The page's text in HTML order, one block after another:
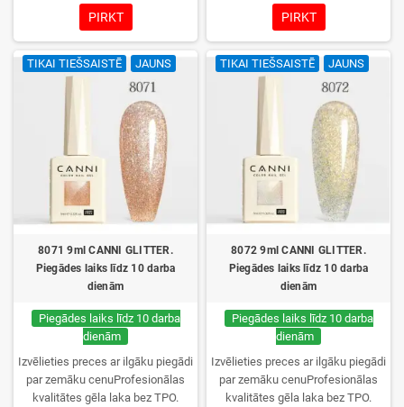
UV/LED lampās un ilgstoša
noturība. Katrs flakons iepakots
kastītē – pirmo reizi to atvērsiet
tikai jūs.
PIRKT
UV/LED lampās un ilgstoša
noturība. Katrs flakons iepakots
kastītē – pirmo reizi to atvērsiet
tikai jūs.
PIRKT
TIKAI TIEŠSAISTĒ JAUNS
8071 9ml CANNI GLITTER.
Piegādes laiks līdz 10 darba
dienām
Piegādes laiks līdz 10 darba
dienām
Izvēlieties preces ar ilgāku piegādi
par zemāku cenuProfesionālas
kvalitātes gēla laka bez TPO.
TIKAI TIEŠSAISTĒ JAUNS
8072 9ml CANNI GLITTER.
Piegādes laiks līdz 10 darba
dienām
Piegādes laiks līdz 10 darba
dienām
Izvēlieties preces ar ilgāku piegādi
par zemāku cenuProfesionālas
kvalitātes gēla laka bez TPO.